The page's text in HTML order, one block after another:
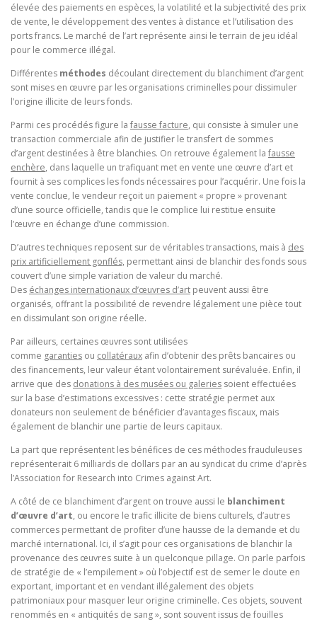
élevée des paiements en espèces, la volatilité et la subjectivité des prix
de vente, le développement des ventes à distance et l’utilisation des
ports francs. Le marché de l’art représente ainsi le terrain de jeu idéal
pour le commerce illégal.
Différentes méthodes découlant directement du blanchiment d’argent
sont mises en œuvre par les organisations criminelles pour dissimuler
l’origine illicite de leurs fonds.
Parmi ces procédés figure la fausse facture, qui consiste à simuler une
transaction commerciale afin de justifier le transfert de sommes
d’argent destinées à être blanchies. On retrouve également la fausse
enchère, dans laquelle un trafiquant met en vente une œuvre d’art et
fournit à ses complices les fonds nécessaires pour l’acquérir. Une fois la
vente conclue, le vendeur reçoit un paiement « propre » provenant
d’une source officielle, tandis que le complice lui restitue ensuite
l’œuvre en échange d’une commission.
D’autres techniques reposent sur de véritables transactions, mais à des
prix artificiellement gonflés, permettant ainsi de blanchir des fonds sous
couvert d’une simple variation de valeur du marché.
Des échanges internationaux d’œuvres d’art peuvent aussi être
organisés, offrant la possibilité de revendre légalement une pièce tout
en dissimulant son origine réelle.
Par ailleurs, certaines œuvres sont utilisées
comme garanties ou collatéraux afin d’obtenir des prêts bancaires ou
des financements, leur valeur étant volontairement surévaluée. Enfin, il
arrive que des donations à des musées ou galeries soient effectuées
sur la base d’estimations excessives : cette stratégie permet aux
donateurs non seulement de bénéficier d’avantages fiscaux, mais
également de blanchir une partie de leurs capitaux.
La part que représentent les bénéfices de ces méthodes frauduleuses
représenterait 6 milliards de dollars par an au syndicat du crime d’après
l’Association for Research into Crimes against Art.
A côté de ce blanchiment d’argent on trouve aussi le blanchiment
d’œuvre d’art, ou encore le trafic illicite de biens culturels, d’autres
commerces permettant de profiter d’une hausse de la demande et du
marché international. Ici, il s’agit pour ces organisations de blanchir la
provenance des œuvres suite à un quelconque pillage. On parle parfois
de stratégie de « l’empilement » où l’objectif est de semer le doute en
exportant, important et en vendant illégalement des objets
patrimoniaux pour masquer leur origine criminelle. Ces objets, souvent
renommés en « antiquités de sang », sont souvent issus de fouilles